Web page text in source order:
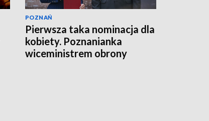
POZNAŃ
Pierwsza taka nominacja dla
kobiety. Poznanianka
wiceministrem obrony